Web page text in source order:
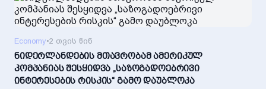
Economy•2 თვის წინ
ნიდერლანდების მთავრობამ ამერიკულ
კომპანიას შესყიდვა „საზოგადოებრივი
ინტერესების რისკის“ გამო დაუბლოკა